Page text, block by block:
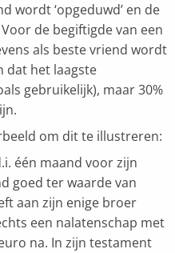
wordt ‘opgeduwd’ en de
de begiftigde van een
als beste vriend wordt
dat het laagste
gebruikelijk), maar 30%
om dit te illustreren:
één maand voor zijn
goed ter waarde van
aan zijn enige broer
een nalatenschap met
na. In zijn testament